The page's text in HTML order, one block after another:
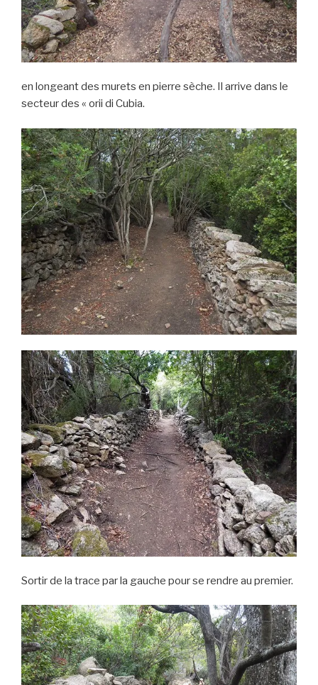
en longeant des murets en pierre sèche. Il arrive dans le
secteur des « orii di Cubia.
Sortir de la trace par la gauche pour se rendre au premier.